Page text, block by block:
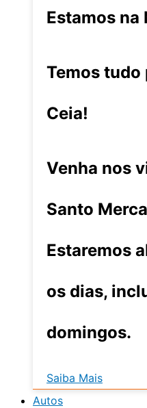
Estamos na
Temos tudo
Ceia!
Venha nos
Santo
Estaremos
os dias,
domingos.
Saiba Mais
Autos